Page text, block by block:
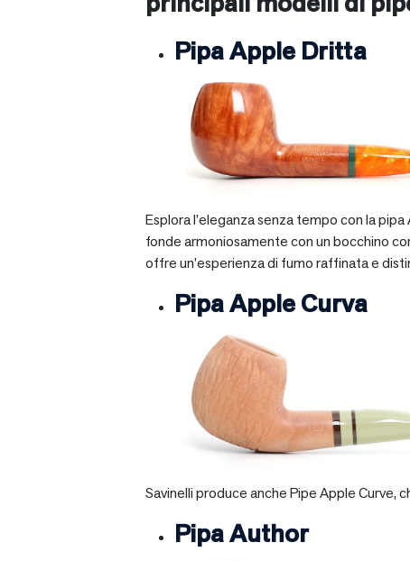
Pipa Apple Dritta
Esplora l’eleganza senza tempo con la
fonde armoniosamente con un bocchino
offre un’esperienza di fumo raffinata e
Pipa Apple Curva
Savinelli produce anche Pipe Apple Curve,
Pipa Author